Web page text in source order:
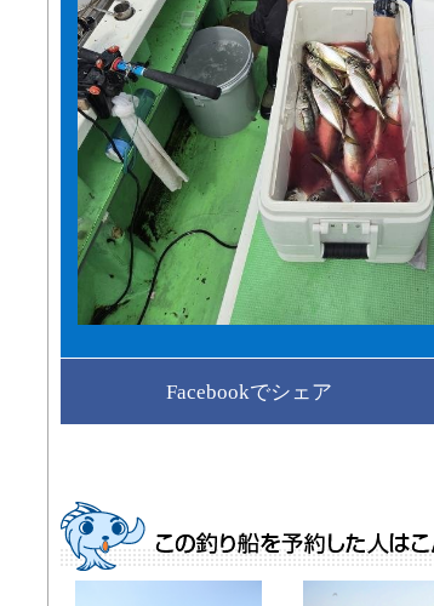
Facebookでシェア